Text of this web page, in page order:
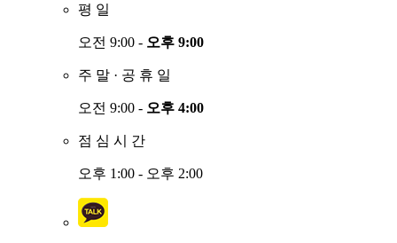
평 일
오전 9:00 - 오후 9:00
주 말 · 공 휴 일
오전 9:00 - 오후 4:00
점 심 시 간
오후 1:00 - 오후 2:00